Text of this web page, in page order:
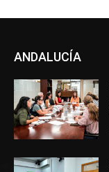
ANDALUCÍA